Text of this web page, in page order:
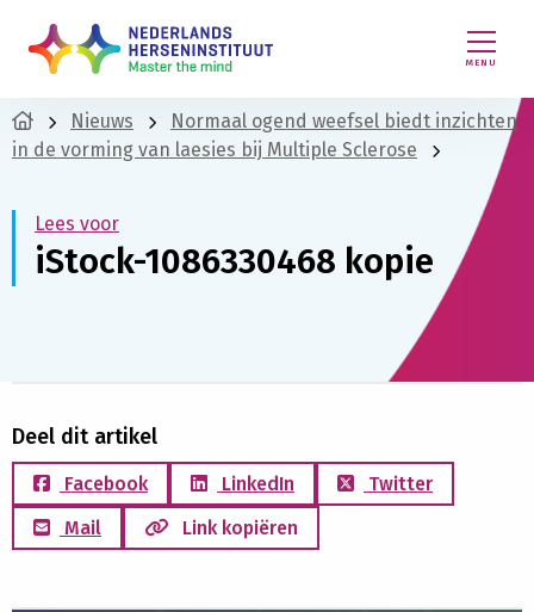
MENU
Nieuws
Normaal ogend weefsel biedt inzichten
in de vorming van laesies bij Multiple Sclerose
Lees voor
iStock-1086330468 kopie
Deel dit artikel
Facebook LinkedIn
Twitter
Mail
Link kopiëren